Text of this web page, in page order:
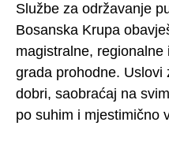
Službe za održavanje
Bosanska Krupa
magistralne,
grada prohodne. Uslovi
dobri, saobraćaj na
po suhim i mjestimično